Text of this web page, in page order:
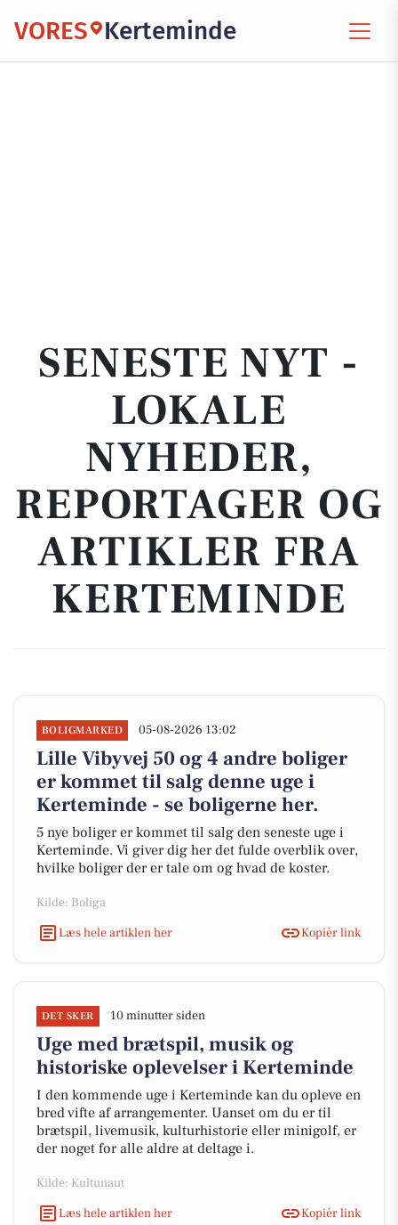
VORES Kerteminde
SENESTE NYT -
LOKALE
NYHEDER,
REPORTAGER OG
ARTIKLER FRA
KERTEMINDE
BOLIGMARKED 05-08-2026 13:02
Lille Vibyvej 50 og 4 andre boliger
er kommet til salg denne uge i
Kerteminde - se boligerne her.
5 nye boliger er kommet til salg den seneste uge i
Kerteminde. Vi giver dig her det fulde overblik over,
hvilke boliger der er tale om og hvad de koster.
Kilde: Boliga
Læs hele artiklen her
Kopiér link
DET SKER 10 minutter siden
Uge med brætspil, musik og
historiske oplevelser i Kerteminde
I den kommende uge i Kerteminde kan du opleve en
bred vifte af arrangementer. Uanset om du er til
brætspil, livemusik, kulturhistorie eller minigolf, er
der noget for alle aldre at deltage i.
Kilde: Kultunaut
Læs hele artiklen her
Kopiér link